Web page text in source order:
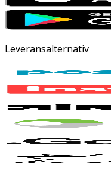
Leveransalternativ